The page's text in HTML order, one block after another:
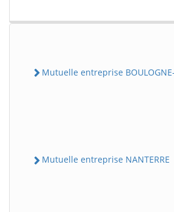
Mutuelle entreprise
Mutuelle entreprise NANTERRE